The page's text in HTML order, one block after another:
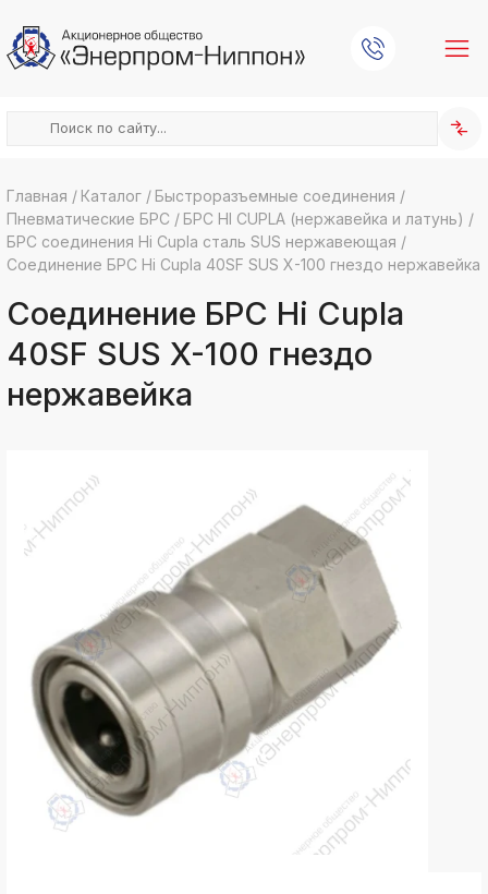
k
ksldkfjsdlfkjsls;ldfkgjsdl;kfkфыва
k
k
k
ksldkfjsdlfkjsls;ldfkgjsdl;kfkфыва
ksldkfjsdlfkjsls;ldfkgjsdl;kfkфыва
ksldkfjsdlfkjsls;ldfkgjsdl;kfkфыва
k
ksldkfjsdlfkjsls;ldfkgjsdl;kfkфыва
ksldkfjsdlfkjsls;ldfkgjsdl;kfkфыва
ksldkfjsdlfkjsls;ldfkgjsdl;kfkфыва
k
Главная / Каталог / Быстроразъемные соединения /
Пневматические БРС / БРС HI CUPLA (нержавейка и латунь) /
БРС соединения Hi Cupla сталь SUS нержавеющая /
Соединение БРС Hi Cupla 40SF SUS X-100 гнездо нержавейка
Соединение БРС Hi Cupla
40SF SUS X-100 гнездо
нержавейка